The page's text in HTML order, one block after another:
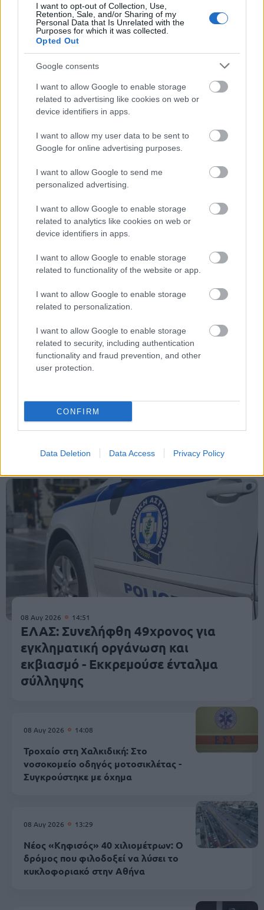
I want to opt-out of Collection, Use,
Retention, Sale, and/or Sharing of my
Personal Data that Is Unrelated with the
Purposes for which it was collected.
Opted Out
Google consents
I want to allow Google to enable storage
related to advertising like cookies on web or
device identifiers in apps.
I want to allow my user data to be sent to
Google for online advertising purposes.
I want to allow Google to send me
personalized advertising.
I want to allow Google to enable storage
related to analytics like cookies on web or
device identifiers in apps.
I want to allow Google to enable storage
related to functionality of the website or app.
I want to allow Google to enable storage
related to personalization.
I want to allow Google to enable storage
related to security, including authentication
functionality and fraud prevention, and other
user protection.
CONFIRM
Data Deletion Data Access Privacy Policy
Τουρισμός για Όλους 2026: Voucher
έως 600 ευρώ - Ποια ΑΦΜ παίρνουν
σειρά σήμερα
ΔΥΠΑ: Ειδικό βοήθημα ανεργίας 565
απαιτούνται
ΑΣΕΠ: 1.866 μόνιμες προσλήψεις ΑμεΑ
- Τι ειδικότητες θα ζητηθούν
ΕΛΑΣ
Αστυνομία
Κοινωνία
08 Αυγ 2026 14:51
ΕΛΑΣ: Συνελήφθη 49χρονος για
εγκληματική οργάνωση και
εκβιασμό - Εκκρεμούσε ένταλμα
σύλληψης
08 Αυγ 2026 14:08
Τροχαίο στη Χαλκιδική: Στο
νοσοκομείο οδηγός μοτοσικλέτας -
Συγκρούστηκε με όχημα
08 Αυγ 2026 13:29
Νέος «Κηφισός» 40 χιλιομέτρων: Ο
δρόμος που φιλοδοξεί να λύσει το
κυκλοφοριακό στην Αθήνα